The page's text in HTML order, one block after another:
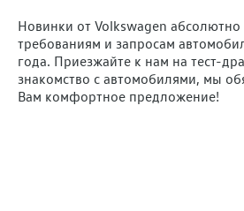
Новинки от Volkswagen абсолютно
требованиям и запросам
года. Приезжайте к нам на тест-
знакомство с автомобилями, мы
Вам комфортное предложение!